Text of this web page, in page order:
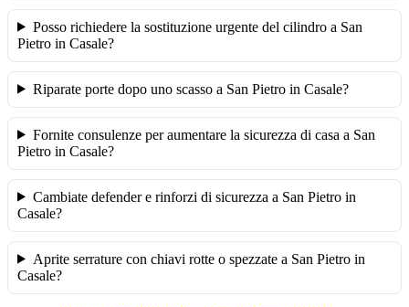
Posso richiedere la sostituzione urgente del cilindro a San
Pietro in Casale?
Riparate porte dopo uno scasso a San Pietro in Casale?
Fornite consulenze per aumentare la sicurezza di casa a San
Pietro in Casale?
Cambiate defender e rinforzi di sicurezza a San Pietro in
Casale?
Aprite serrature con chiavi rotte o spezzate a San Pietro in
Casale?